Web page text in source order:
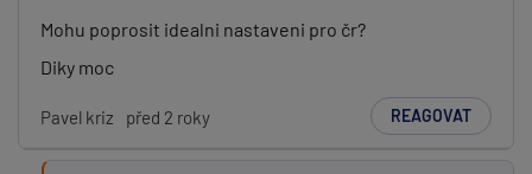
Mohu poprosit idealni nastaveni pro čr?
Diky moc
Pavel kriz před 2 roky REAGOVAT